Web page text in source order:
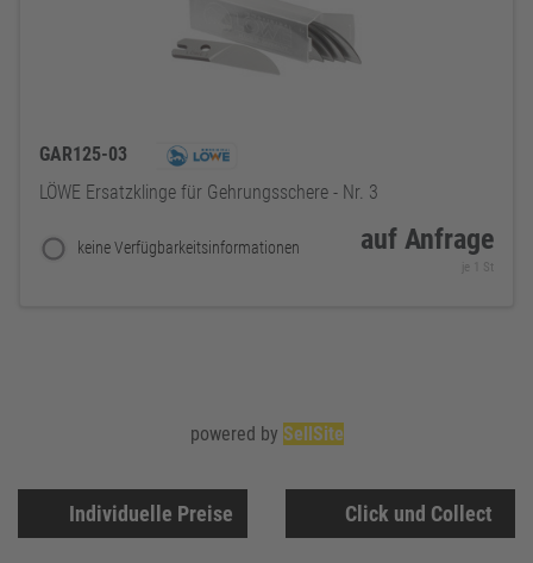
GAR125-03
LÖWE Ersatzklinge für Gehrungsschere - Nr. 3
keine Verfügbarkeitsinformationen auf Anfrage
je 1 St
Individuelle Preise Click und Collect
powered by SellSite